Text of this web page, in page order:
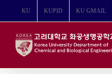
뛰
KU KUPID KU GMAIL